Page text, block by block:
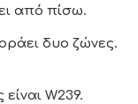
από πίσω.
δυο ζώνες.
W239.